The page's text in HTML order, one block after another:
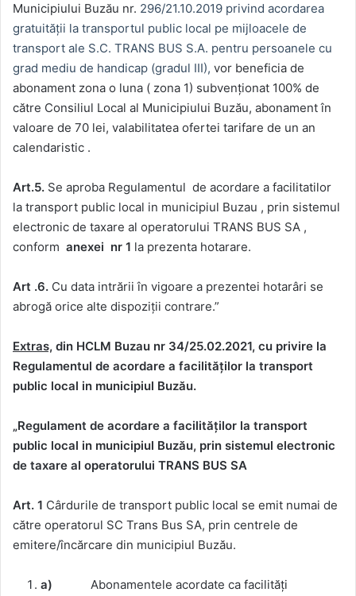
Municipiului Buzău nr. 296/21.10.2019 privind acordarea
gratuităţii la transportul public local pe mijloacele de
transport ale S.C. TRANS BUS S.A. pentru persoanele cu
grad mediu de handicap (gradul III), vor beneficia de
abonament zona o luna ( zona 1) subvenționat 100% de
către Consiliul Local al Municipiului Buzău, abonament în
valoare de 70 lei, valabilitatea ofertei tarifare de un an
calendaristic .
Art.5. Se aproba Regulamentul de acordare a facilitatilor
la transport public local in municipiul Buzau , prin sistemul
electronic de taxare al operatorului TRANS BUS SA ,
conform anexei nr 1 la prezenta hotarare.
Art .6. Cu data intrării în vigoare a prezentei hotarâri se
abrogă orice alte dispoziții contrare.”
Extras, din HCLM Buzau nr 34/25.02.2021, cu privire la
Regulamentul de acordare a facilităților la transport
public local in municipiul Buzău.
„Regulament de acordare a facilităților la transport
public local in municipiul Buzău, prin sistemul electronic
de taxare al operatorului TRANS BUS SA
Art. 1 Cârdurile de transport public local se emit numai de
către operatorul SC Trans Bus SA, prin centrele de
emitere/încărcare din municipiul Buzău.
a) Abonamentele acordate ca facilități